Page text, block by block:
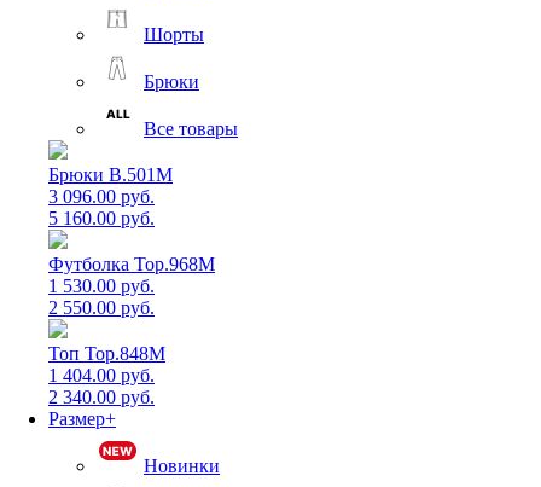
Шорты
Брюки
Все товары
Брюки B.501M
3 096.00 руб.
5 160.00 руб.
Футболка Top.968M
1 530.00 руб.
2 550.00 руб.
Топ Top.848M
1 404.00 руб.
2 340.00 руб.
Размер+
Новинки